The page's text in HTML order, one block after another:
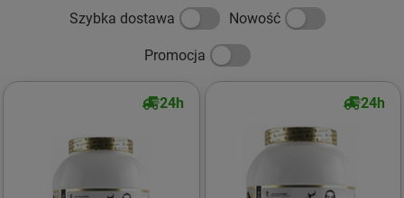
Szybka dostawa Nowość
Promocja
24h 24h